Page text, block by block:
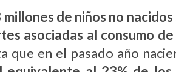
millones de niños no
asociadas al consumo
que en el pasado año